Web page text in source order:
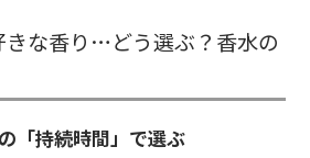
きな香り…どう選ぶ？香水の
「持続時間」で選ぶ